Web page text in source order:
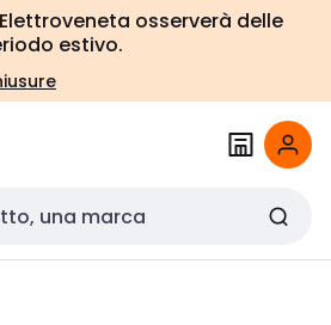
osserverà delle
estivo.